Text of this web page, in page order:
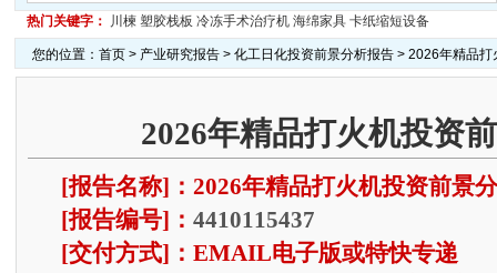
热门关键字： 川楝 塑胶栈板 冷冻手术治疗机 海绵家具 卡纸缩短设备
您的位置： 首页> 产业研究报告> 化工日化投资前景分析报告> 2026年精品打
2026年精品打火机投资
[报告名称]：2026年精品打火机投资前景
[报告编号]： 4410115437
[交付方式]：EMAIL电子版或特快专递